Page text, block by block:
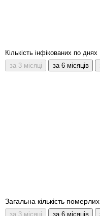
Кількість інфікованих по днях
Загальна кількість померлих